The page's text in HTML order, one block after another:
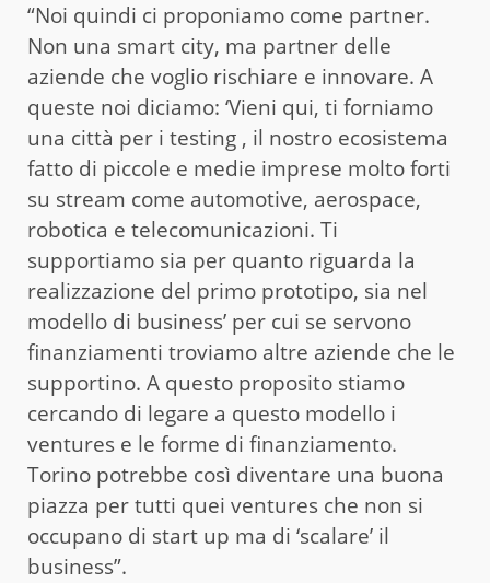
“Noi quindi ci proponiamo come partner.
Non una smart city, ma partner delle
aziende che voglio rischiare e innovare. A
queste noi diciamo: ‘Vieni qui, ti forniamo
una città per i testing , il nostro ecosistema
fatto di piccole e medie imprese molto forti
su stream come automotive, aerospace,
robotica e telecomunicazioni. Ti
supportiamo sia per quanto riguarda la
realizzazione del primo prototipo, sia nel
modello di business’ per cui se servono
finanziamenti troviamo altre aziende che le
supportino. A questo proposito stiamo
cercando di legare a questo modello i
ventures e le forme di finanziamento.
Torino potrebbe così diventare una buona
piazza per tutti quei ventures che non si
occupano di start up ma di ‘scalare’ il
business”.